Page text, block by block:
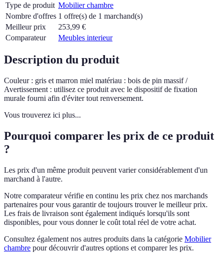
Type de produit Mobilier chambre
Nombre d'offres 1 offre(s) de 1 marchand(s)
Meilleur prix
253,99 €
Comparateur
Meubles interieur
Description du produit
Couleur : gris et marron miel matériau : bois de pin massif /
Avertissement : utilisez ce produit avec le dispositif de fixation
murale fourni afin d'éviter tout renversement.
Vous trouverez ici plus...
Pourquoi comparer les prix de ce produit
?
Les prix d'un même produit peuvent varier considérablement d'un
marchand à l'autre.
Notre comparateur vérifie en continu les prix chez nos marchands
partenaires pour vous garantir de toujours trouver le meilleur prix.
Les frais de livraison sont également indiqués lorsqu'ils sont
disponibles, pour vous donner le coût total réel de votre achat.
Consultez également nos autres produits dans la catégorie Mobilier
chambre pour découvrir d'autres options et comparer les prix.